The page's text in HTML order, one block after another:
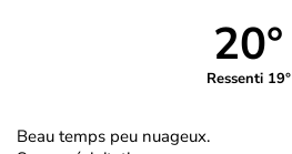
20°
Ressenti 19°
Beau temps peu nuageux.